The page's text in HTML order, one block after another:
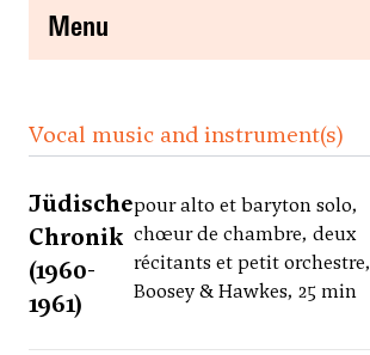
menu
Vocal music and instrument(s)
Jüdische
Chronik
(1960-
1961)
pour alto et baryton solo,
chœur de chambre, deux
récitants et petit orchestre,
Boosey & Hawkes, 25 min